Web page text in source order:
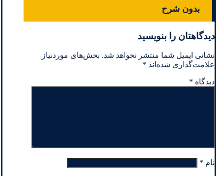
بدون شرح
دیدگاهتان را بنویسید
نشانی ایمیل شما منتشر نخواهد شد. بخش‌های موردنیاز
علامت‌گذاری شده‌اند *
دیدگاه *
نام *